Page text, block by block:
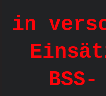
in
BSS-